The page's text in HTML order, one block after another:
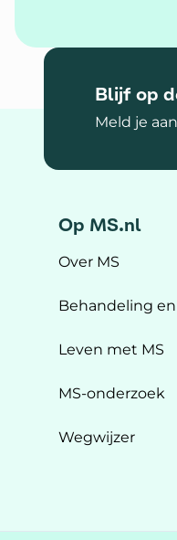
Blijf op
Meld je
Op MS.nl
Over MS
Behandeling
Leven met MS
MS-onderzoek
Wegwijzer